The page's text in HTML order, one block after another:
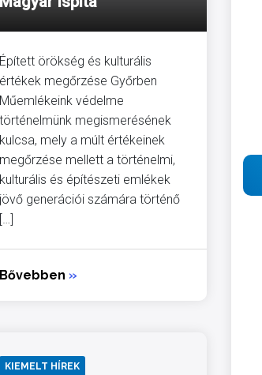
Épített örökség és kulturális
értékek megőrzése Győrben
Műemlékeink védelme
történelmünk megismerésének
kulcsa, mely a múlt értékeinek
megőrzése mellett a történelmi,
kulturális és építészeti emlékek
jövő generációi számára történő
[…]
Bővebben »
KIEMELT HÍREK